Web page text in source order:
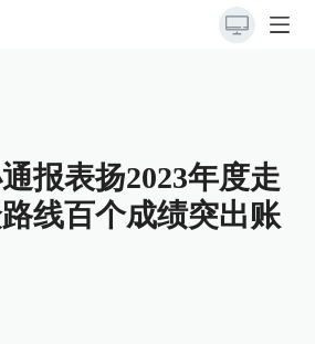
报表扬2023年度走
线百个成绩突出账